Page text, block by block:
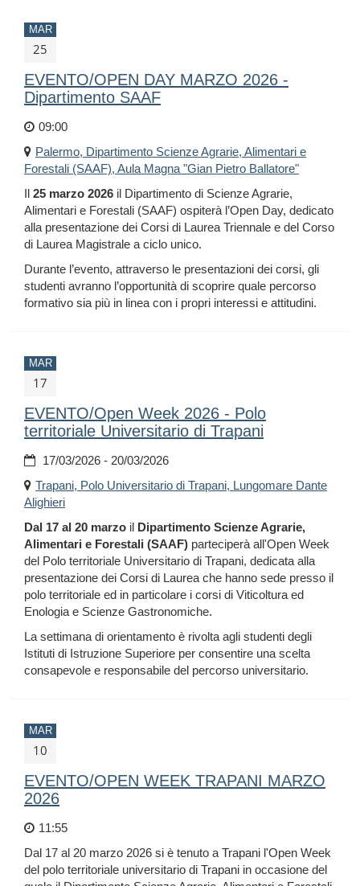
MAR
25
EVENTO/OPEN DAY MARZO 2026 -
Dipartimento SAAF
09:00
Palermo, Dipartimento Scienze Agrarie, Alimentari e
Forestali (SAAF), Aula Magna "Gian Pietro Ballatore"
Il 25 marzo 2026 il Dipartimento di Scienze Agrarie,
Alimentari e Forestali (SAAF) ospiterà l’Open Day, dedicato
alla presentazione dei Corsi di Laurea Triennale e del Corso
di Laurea Magistrale a ciclo unico.
Durante l’evento, attraverso le presentazioni dei corsi, gli
studenti avranno l’opportunità di scoprire quale percorso
formativo sia più in linea con i propri interessi e attitudini.
MAR
17
EVENTO/Open Week 2026 - Polo
territoriale Universitario di Trapani
17/03/2026 - 20/03/2026
Trapani, Polo Universitario di Trapani, Lungomare Dante
Alighieri
Dal 17 al 20 marzo il Dipartimento Scienze Agrarie,
Alimentari e Forestali (SAAF) parteciperà all'Open Week
del Polo territoriale Universitario di Trapani, dedicata alla
presentazione dei Corsi di Laurea che hanno sede presso il
polo territoriale ed in particolare i corsi di Viticoltura ed
Enologia e Scienze Gastronomiche.
La settimana di orientamento è rivolta agli studenti degli
Istituti di Istruzione Superiore per consentire una scelta
consapevole e responsabile del percorso universitario.
MAR
10
EVENTO/OPEN WEEK TRAPANI MARZO
2026
11:55
Dal 17 al 20 marzo 2026 si è tenuto a Trapani l'Open Week
del polo territoriale universitario di Trapani in occasione del